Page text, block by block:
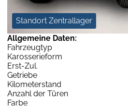
Standort Zentrallager
Allgemeine Daten:
Fahrzeugtyp
Karosserieform
Erst-Zul.
Getriebe
Kilometerstand
Anzahl der Türen
Farbe